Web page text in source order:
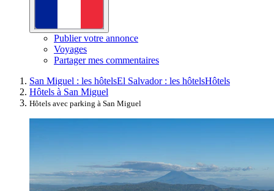
Publier votre annonce
Voyages
Partager mes commentaires
San Miguel : les hôtelsEl Salvador : les hôtelsHôtels
Hôtels à San Miguel
Hôtels avec parking à San Miguel